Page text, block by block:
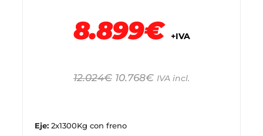
8.899€ +IVA
12.024€ 10.768€ IVA incl.
Eje: 2x1300Kg con freno